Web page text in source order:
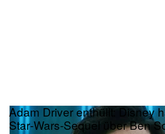
Adam Driver enthüllt: Disney
Star‑Wars‑Sequel über Ben